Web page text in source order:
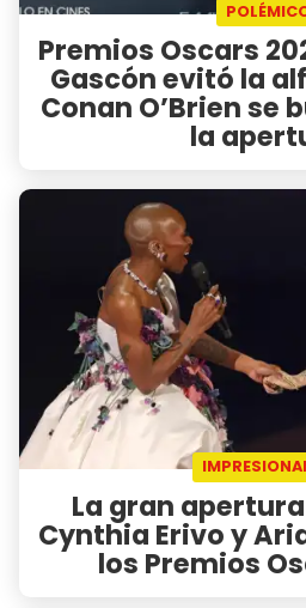
Premios Oscars
Gascón evitó la
Conan O’Brien se
la
La gran
Cynthia Erivo y
los Premios